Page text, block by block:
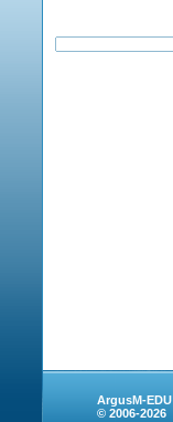
ArgusM-EDU
© 2006-2026